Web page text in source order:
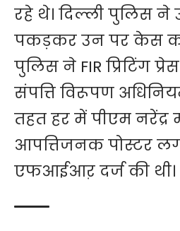
रहे थे। दिल्ली पुलिस ने
पकड़कर उन पर केस कर
पुलिस ने FIR प्रिटिंग
संपत्ति विरूपण
तहत हर में पीएम
आपत्तिजनक पोस्टर
एफआईआऱ दर्ज की थी।